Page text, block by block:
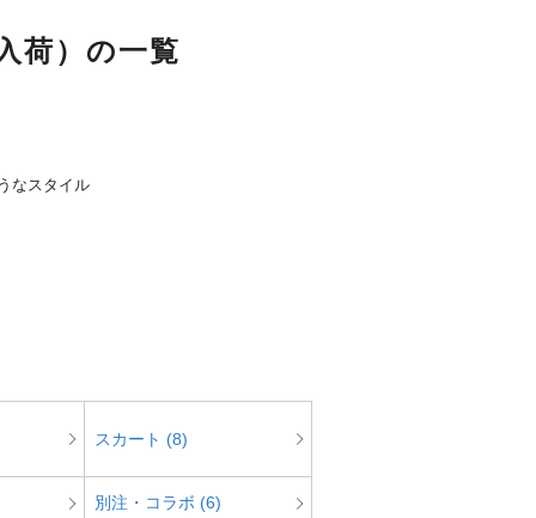
荷）の一覧
なスタイル
スカート (8)
別注・コラボ (6)